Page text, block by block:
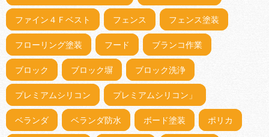
ファイン４Ｆベスト フェンス フェンス塗装
フローリング塗装 フード ブランコ作業
ブロック ブロック塀 ブロック洗浄
プレミアムシリコン プレミアムシリコン」
ベランダ ベランダ防水 ボード塗装 ポリカ